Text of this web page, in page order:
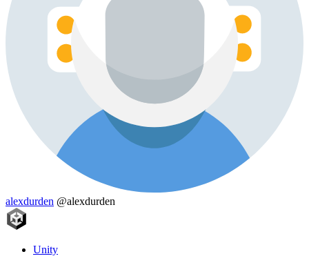
alexdurden @alexdurden
Unity